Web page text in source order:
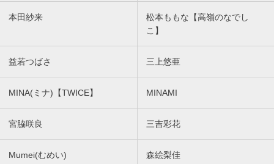
本田紗来
松本ももな【高嶺のなでし
こ】
益若つばさ 三上悠亜
MINA(ミナ)【TWICE】 MINAMI
宮脇咲良 三吉彩花
Mumei(むめい) 森絵梨佳